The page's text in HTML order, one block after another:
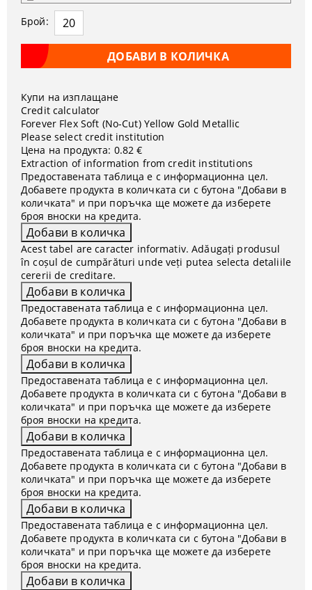
Брой:
Купи на изплащане
Credit calculator
Forever Flex Soft (No-Cut) Yellow Gold Metallic
Please select credit institution
Цена на продукта: 0.82 €
Extraction of information from credit institutions
Предоставената таблица е с информационна цел.
Добавете продукта в количката си с бутона "Добави в
количката" и при поръчка ще можете да изберете
броя вноски на кредита.
Acest tabel are caracter informativ. Adăugați produsul
în coșul de cumpărături unde veți putea selecta detaliile
cererii de creditare.
Предоставената таблица е с информационна цел.
Добавете продукта в количката си с бутона "Добави в
количката" и при поръчка ще можете да изберете
броя вноски на кредита.
Предоставената таблица е с информационна цел.
Добавете продукта в количката си с бутона "Добави в
количката" и при поръчка ще можете да изберете
броя вноски на кредита.
Предоставената таблица е с информационна цел.
Добавете продукта в количката си с бутона "Добави в
количката" и при поръчка ще можете да изберете
броя вноски на кредита.
Предоставената таблица е с информационна цел.
Добавете продукта в количката си с бутона "Добави в
количката" и при поръчка ще можете да изберете
броя вноски на кредита.